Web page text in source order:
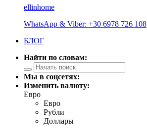
ellinhome
WhatsApp & Viber: +30 6978 726 108
БЛОГ
Найти по словам:
Мы в соцсетях:
Изменить валюту:
Евро
Евро
Рубли
Доллары